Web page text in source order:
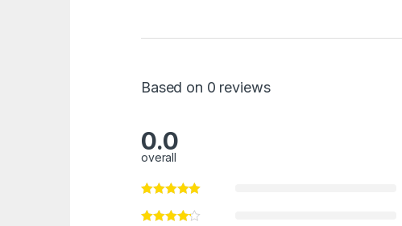
Based on 0 reviews
0.0
overall